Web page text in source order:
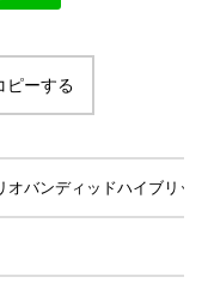
ピーする
バンディッドハイブリッ